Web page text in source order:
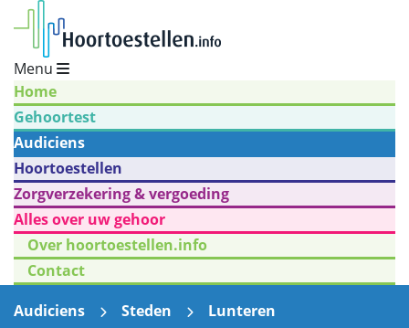
Menu
Home
Gehoortest
Audiciens
Hoortoestellen
Zorgverzekering & vergoeding
Alles over uw gehoor
Over hoortoestellen.info
Contact
Audiciens
Steden Lunteren